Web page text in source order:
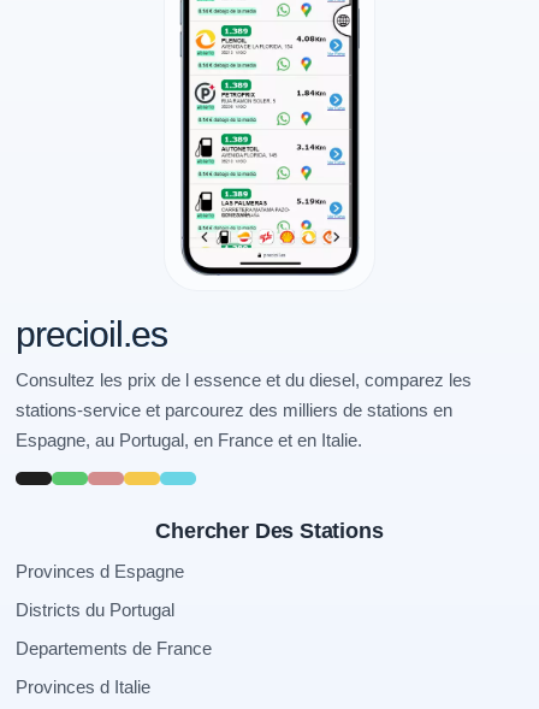
precioil.es
Consultez les prix de l essence et du diesel, comparez les
stations-service et parcourez des milliers de stations en
Espagne, au Portugal, en France et en Italie.
Chercher Des Stations
Provinces d Espagne
Districts du Portugal
Departements de France
Provinces d Italie